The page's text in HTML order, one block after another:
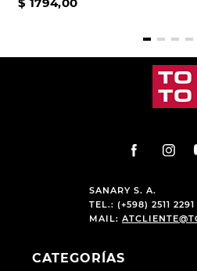
$ 1794,00
SANARY S. A.
TEL.: (+598) 2511
MAIL:
CATEGORÍAS